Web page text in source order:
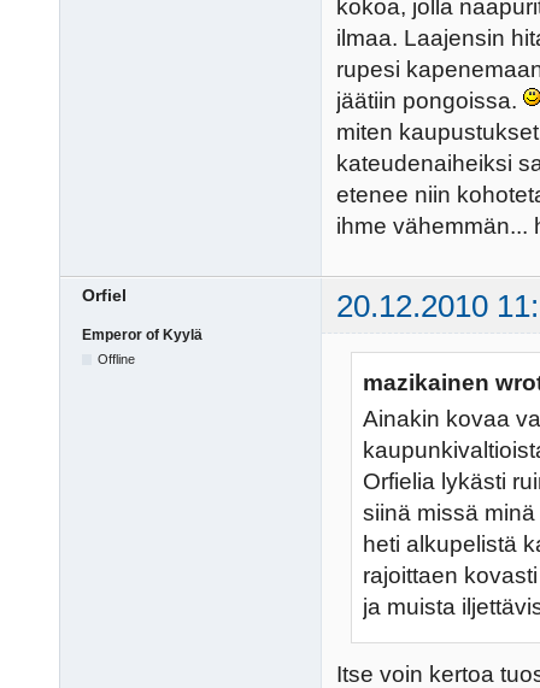
kokoa, jolla
ilmaa. Laajensin
rupesi
jäätiin pongoissa.
miten
kateudenaiheiksi
etenee niin
ihme vähemmän...
Orfiel 20.12.2010
Emperor of Kyylä
Offline
mazikainen
Ainakin kovaa
Orfielia lykästi
siinä missä
heti alkupelistä
rajoittaen
ja muista
Itse voin kertoa